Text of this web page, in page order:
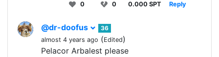
0 0 0.000 SPT Reply
@dr-doofus
36
almost 4 years ago (Edited)
Pelacor Arbalest please